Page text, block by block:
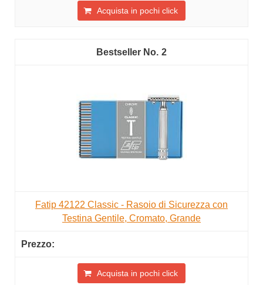
Acquista in pochi click
2
Fatip 42122 Classic - Rasoio di Sicurezza con
Testina Gentile, Cromato, Grande
Acquista in pochi click